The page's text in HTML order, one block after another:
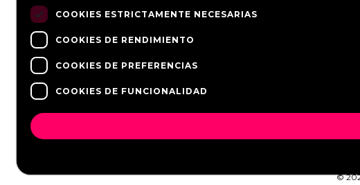
PREGUNTAS
FRECUENTES
Noticias
Hacer una solicitud »
©
COOKIES ESTRICTAMENTE NECESARIAS
COOKIES DE RENDIMIENTO
COOKIES DE PREFERENCIAS
COOKIES DE FUNCIONALIDAD